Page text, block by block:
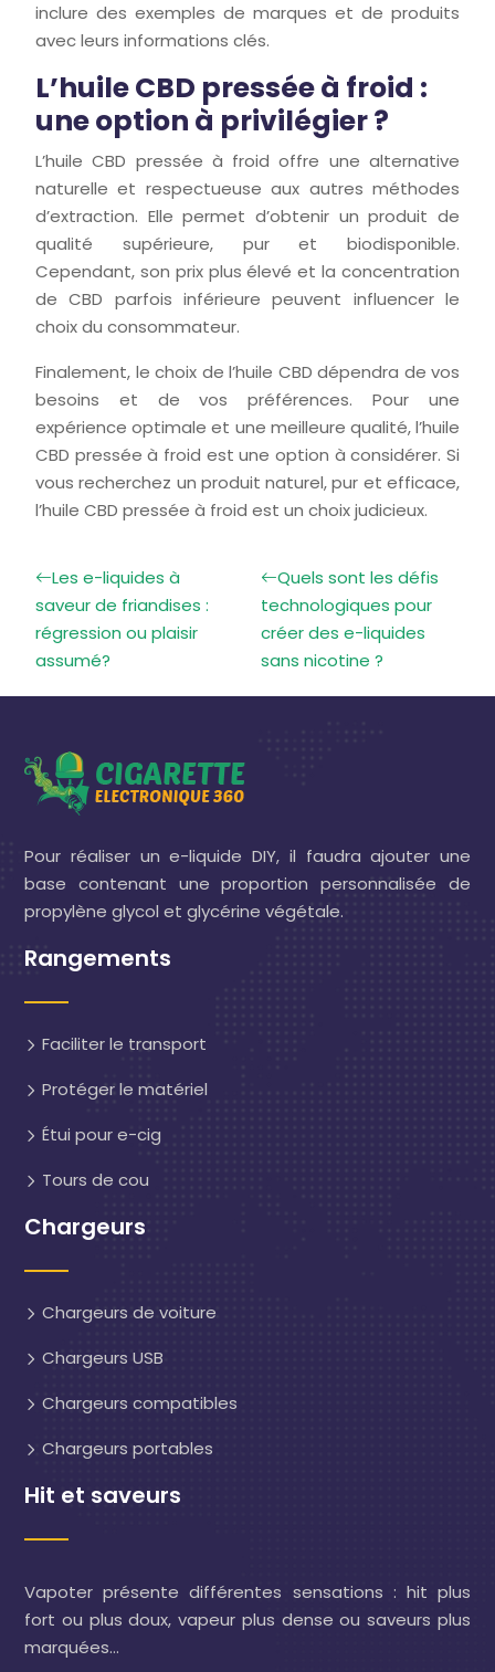
inclure des exemples de marques et de produits
avec leurs informations clés.
L’huile CBD pressée à froid :
une option à privilégier ?
L’huile CBD pressée à froid offre une alternative
naturelle et respectueuse aux autres méthodes
d’extraction. Elle permet d’obtenir un produit de
qualité supérieure, pur et biodisponible.
Cependant, son prix plus élevé et la concentration
de CBD parfois inférieure peuvent influencer le
choix du consommateur.
Finalement, le choix de l’huile CBD dépendra de vos
besoins et de vos préférences. Pour une
expérience optimale et une meilleure qualité, l’huile
CBD pressée à froid est une option à considérer. Si
vous recherchez un produit naturel, pur et efficace,
l’huile CBD pressée à froid est un choix judicieux.
Les e-liquides à
saveur de friandises :
régression ou plaisir
assumé?
Quels sont les défis
technologiques pour
créer des e-liquides
sans nicotine ?
Pour réaliser un e-liquide DIY, il faudra ajouter une
base contenant une proportion personnalisée de
propylène glycol et glycérine végétale.
Rangements
Faciliter le transport
Protéger le matériel
Étui pour e-cig
Tours de cou
Chargeurs
Chargeurs de voiture
Chargeurs USB
Chargeurs compatibles
Chargeurs portables
Hit et saveurs
Vapoter présente différentes sensations : hit plus
fort ou plus doux, vapeur plus dense ou saveurs plus
marquées…